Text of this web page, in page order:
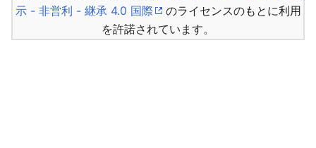
示 - 非営利 - 継承 4.0 国際
のライセンスのもとに利用
を許諾されています。